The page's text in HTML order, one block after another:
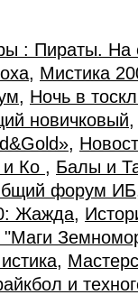
: Пираты. На
, Мистика
, Ночь в
новичковый
,
и Ко , Балы и
форум ИБ
Жажда,
"Маги
,
и